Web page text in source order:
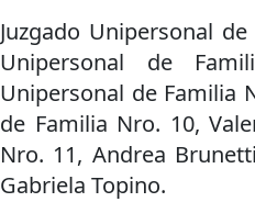
Juzgado Unipersonal
Unipersonal de
Unipersonal de Familia
de Familia Nro. 10,
Nro. 11, Andrea
Gabriela Topino.